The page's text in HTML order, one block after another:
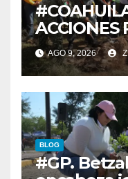
ACCIONES
AGO 9, 2026
BLOG
#GP.